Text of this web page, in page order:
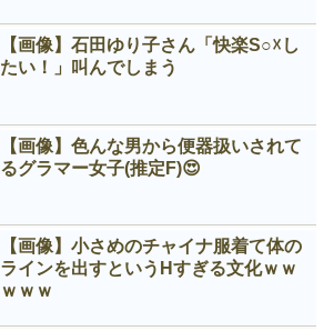
【画像】石田ゆり子さん「快楽S○☓し
たい！」叫んでしまう
【画像】色んな男から便器扱いされて
るグラマー女子(推定F)😍
【画像】小さめのチャイナ服着て体の
ラインを出すというНすぎる文化ｗｗ
ｗｗｗ